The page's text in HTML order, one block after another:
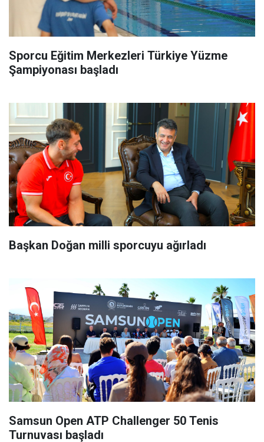
Sporcu Eğitim Merkezleri Türkiye Yüzme
Şampiyonası başladı
Başkan Doğan milli sporcuyu ağırladı
Samsun Open ATP Challenger 50 Tenis
Turnuvası başladı